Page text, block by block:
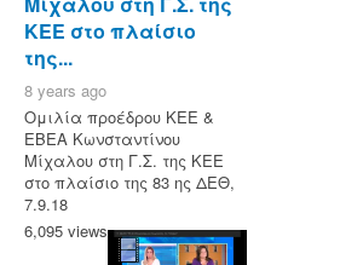
ΚΕΕ στο πλαίσιο
της...
8 years ago
Ομιλία προέδρου ΚΕΕ &
ΕΒΕΑ Κωνσταντίνου
Μίχαλου στη Γ.Σ. της ΚΕΕ
στο πλαίσιο της 83 ης ΔΕΘ,
7.9.18
6,095 views